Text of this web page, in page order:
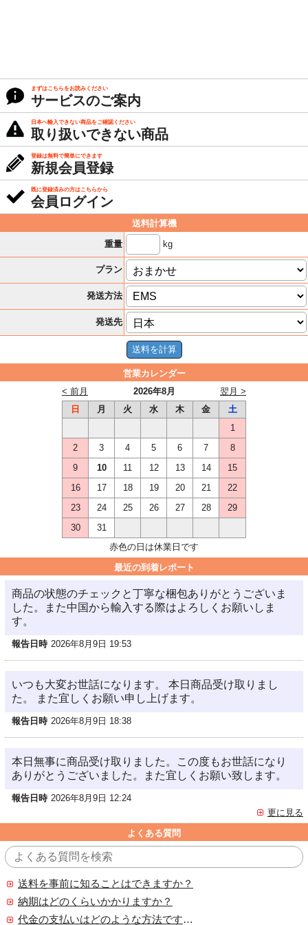
まずはこちらをお読みください
サービスのご案内
日本へ輸入できない商品をご確認ください
取り扱いできない商品
登録は無料で簡単にできます
新規会員登録
既に登録済みの方はこちらから
会員ログイン
送料計算機
重量
kg
プラン
発送方法
発送先
営業カレンダー
2026年8月
< 前月
翌月 >
日
月 火 水 木 金
土
1
2
3 4 5 6 7
8
9
10 11 12 13 14
15
16
17 18 19 20 21
22
23
24 25 26 27 28
29
30
31
赤色の日は休業日です
最近の到着レポート
商品の状態のチェックと丁寧な梱包ありがとうございま
した。また中国から輸入する際はよろしくお願いしま
す。
報告日時 2026年8月9日 19:53
いつも大変お世話になります。 本日商品受け取りまし
た。 また宜しくお願い申し上げます。
報告日時 2026年8月9日 18:38
本日無事に商品受け取りました。この度もお世話になり
ありがとうございました。また宜しくお願い致します。
報告日時 2026年8月9日 12:24
更に見る
よくある質問
送料を事前に知ることはできますか？
納期はどのくらいかかりますか？
代金の支払いはどのような方法ですか？